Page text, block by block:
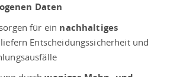
Daten
für ein nachhaltiges
Entscheidungssicherheit und